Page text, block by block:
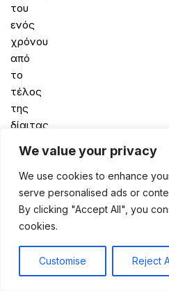
We value your privacy
We use cookies to enhance
serve personalised ads or
By clicking "Accept All", you
cookies.
Customise Reject
του
ενός
χρόνου
από
το
τέλος
της
δίαιτας
48%
των
ατόμων
πήραν
πίσω
κιλά
0